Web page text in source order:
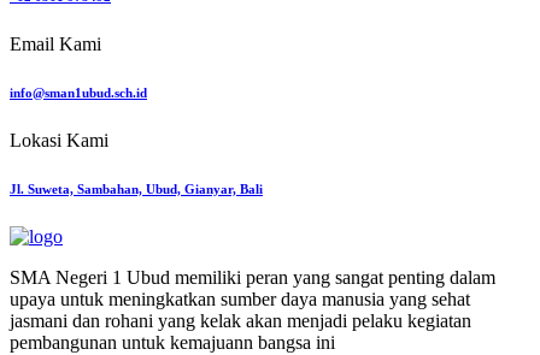
Email Kami
info@sman1ubud.sch.id
Lokasi Kami
Jl. Suweta, Sambahan, Ubud, Gianyar, Bali
SMA Negeri 1 Ubud memiliki peran yang sangat penting dalam
upaya untuk meningkatkan sumber daya manusia yang sehat
jasmani dan rohani yang kelak akan menjadi pelaku kegiatan
pembangunan untuk kemajuann bangsa ini